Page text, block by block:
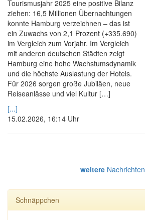
Tourismusjahr 2025 eine positive Bilanz
ziehen: 16,5 Millionen Übernachtungen
konnte Hamburg verzeichnen – das ist
ein Zuwachs von 2,1 Prozent (+335.690)
im Vergleich zum Vorjahr. Im Vergleich
mit anderen deutschen Städten zeigt
Hamburg eine hohe Wachstumsdynamik
und die höchste Auslastung der Hotels.
Für 2026 sorgen große Jubiläen, neue
Reiseanlässe und viel Kultur […]
[...]
15.02.2026, 16:14 Uhr
weitere Nachrichten
Schnäppchen